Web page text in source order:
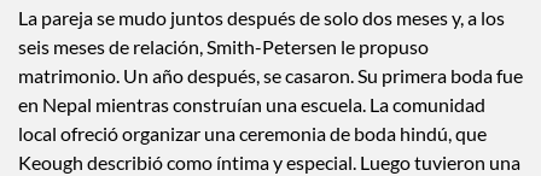
La pareja se mudo juntos después de solo dos meses y, a los
seis meses de relación, Smith-Petersen le propuso
matrimonio. Un año después, se casaron. Su primera boda fue
en Nepal mientras construían una escuela. La comunidad
local ofreció organizar una ceremonia de boda hindú, que
Keough describió como íntima y especial. Luego tuvieron una